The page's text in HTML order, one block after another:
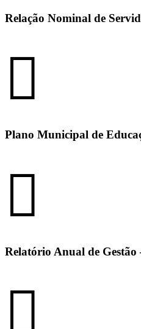
Relação Nominal de
Plano Municipal de
Relatório Anual de Gestão